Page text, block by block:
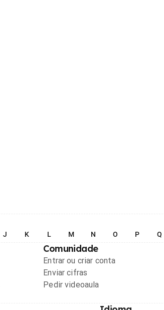
J K L M N O P Q
Comunidade
Entrar ou criar conta
Enviar cifras
Pedir videoaula